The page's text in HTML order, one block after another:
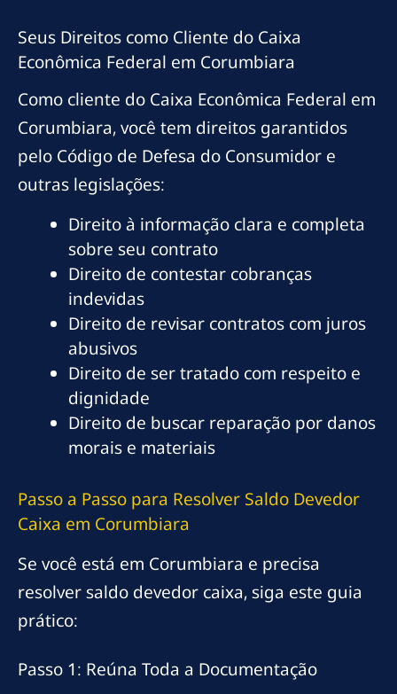
Seus Direitos como Cliente do Caixa
Econômica Federal em Corumbiara
Como cliente do Caixa Econômica Federal em
Corumbiara, você tem direitos garantidos
pelo Código de Defesa do Consumidor e
outras legislações:
Direito à informação clara e completa
sobre seu contrato
Direito de contestar cobranças
indevidas
Direito de revisar contratos com juros
abusivos
Direito de ser tratado com respeito e
dignidade
Direito de buscar reparação por danos
morais e materiais
Passo a Passo para Resolver Saldo Devedor
Caixa em Corumbiara
Se você está em Corumbiara e precisa
resolver saldo devedor caixa, siga este guia
prático:
Passo 1: Reúna Toda a Documentação